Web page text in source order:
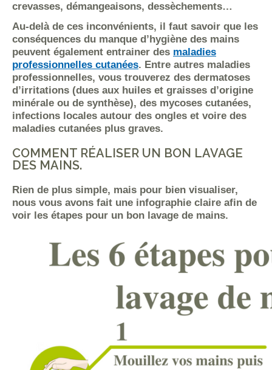
crevasses, démangeaisons, dessèchements…
Au-delà de ces inconvénients, il faut savoir que les
conséquences du manque d’hygiène des mains
peuvent également entrainer des maladies
professionnelles cutanées. Entre autres maladies
professionnelles, vous trouverez des dermatoses
d’irritations (dues aux huiles et graisses d’origine
minérale ou de synthèse), des mycoses cutanées,
infections locales autour des ongles et voire des
maladies cutanées plus graves.
COMMENT RÉALISER UN BON LAVAGE
DES MAINS.
Rien de plus simple, mais pour bien visualiser,
nous vous avons fait une infographie claire afin de
voir les étapes pour un bon lavage de mains.